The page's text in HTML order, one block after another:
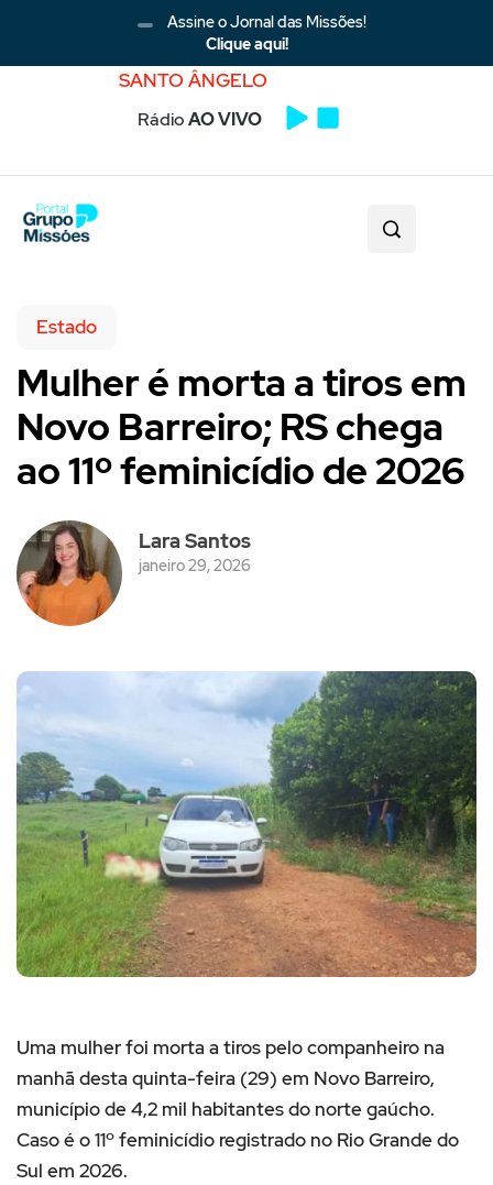
Assine o Jornal das Missões!
Clique aqui!
SANTO ÂNGELO
RádioAO VIVO
Estado
Mulher é morta a tiros em
Novo Barreiro; RS chega
ao 11º feminicídio de 2026
Lara Santos
janeiro 29, 2026
Uma mulher foi morta a tiros pelo companheiro na
manhã desta quinta-feira (29) em Novo Barreiro,
município de 4,2 mil habitantes do norte gaúcho.
Caso é o 11º feminicídio registrado no Rio Grande do
Sul em 2026.